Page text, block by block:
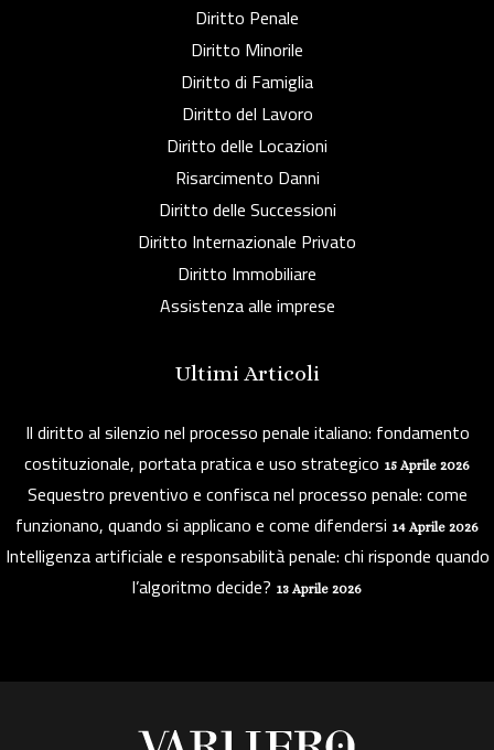
Diritto Penale
Diritto Minorile
Diritto di Famiglia
Diritto del Lavoro
Diritto delle Locazioni
Risarcimento Danni
Diritto delle Successioni
Diritto Internazionale Privato
Diritto Immobiliare
Assistenza alle imprese
Ultimi Articoli
Il diritto al silenzio nel processo penale italiano: fondamento
costituzionale, portata pratica e uso strategico 15 Aprile 2026
Sequestro preventivo e confisca nel processo penale: come
funzionano, quando si applicano e come difendersi 14 Aprile 2026
Intelligenza artificiale e responsabilità penale: chi risponde quando
l’algoritmo decide? 13 Aprile 2026